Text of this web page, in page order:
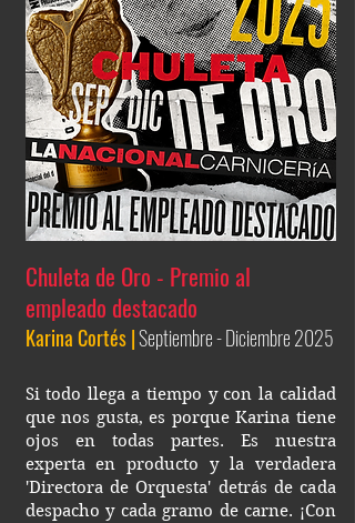
Chuleta de Oro - Premio al
empleado destacado
Karina Cortés |Septiembre - Diciembre 2025
Si todo llega a tiempo y con la calidad
que nos gusta, es porque Karina tiene
ojos en todas partes. Es nuestra
experta en producto y la verdadera
'Directora de Orquesta' detrás de cada
despacho y cada gramo de carne. ¡Con